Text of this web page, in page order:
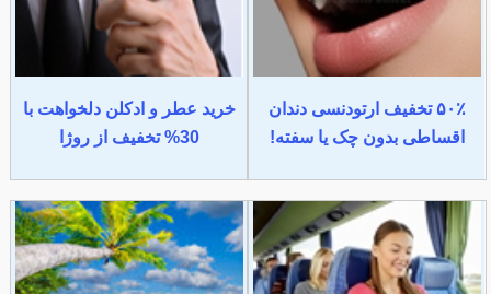
۵۰٪ تخفیف ارتودنسی دندان
اقساطی بدون چک یا سفته!
خرید عطر و ادکلن دلخواهت با
30% تخفیف از روژا